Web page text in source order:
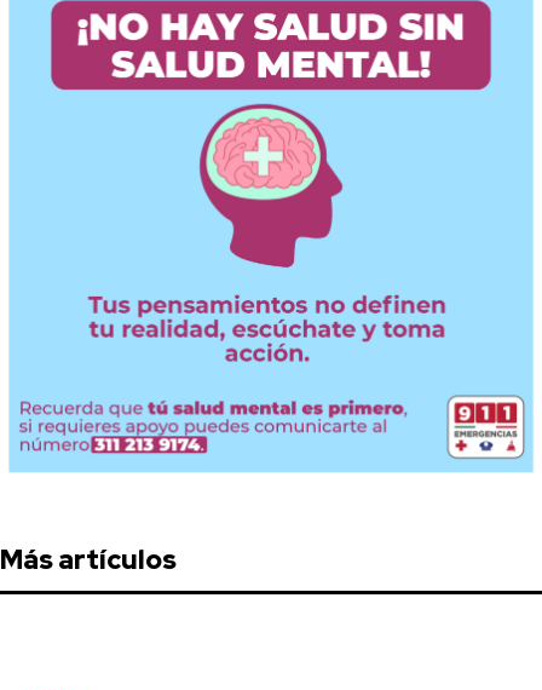
Más artículos